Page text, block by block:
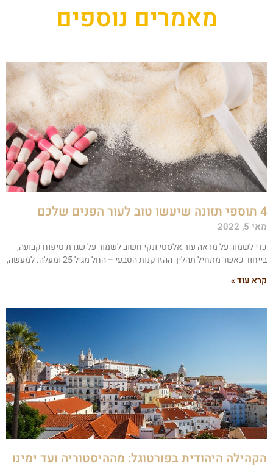
מאמרים נוספים
5, 2022
לשמור על מראה עור אלסטי ונקי חשוב לשמור על שגרת טיפוח קבועה,
כאשר מתחיל תהליך ההזדקנות הטבעי – החל מגיל 25 ומעלה. למעשה,
עוד »
היהודית בפורטוגל: מההיסטוריה ועד ימינו